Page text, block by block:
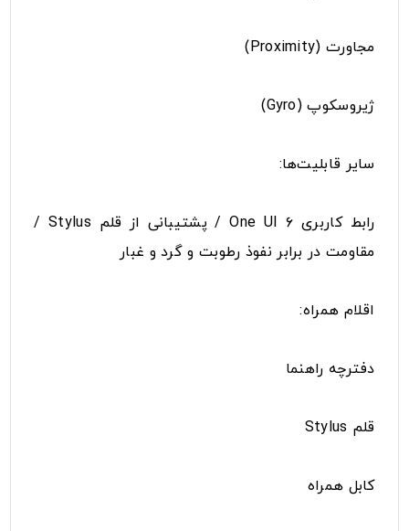
مجاورت (Proximity)
ژیروسکوپ (Gyro)
سایر قابلیت‌ها:
رابط کاربری One UI ۶ / پشتیبانی از قلم Stylus /
مقاومت در برابر نفوذ رطوبت و گرد و غبار
اقلام همراه:
دفترچه‌ راهنما
قلم Stylus
کابل همراه